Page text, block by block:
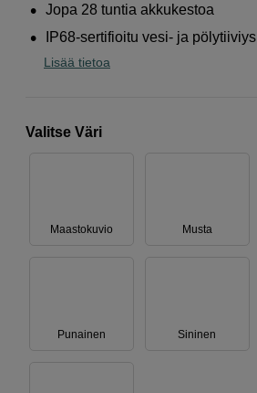
Jopa 28 tuntia akkukestoa
IP68-sertifioitu vesi- ja pölytiiviys
Lisää tietoa
Valitse Väri
Maastokuvio Musta
Punainen Sininen